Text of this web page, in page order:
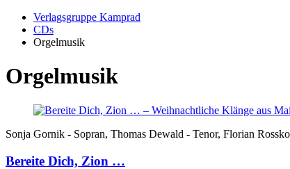
Verlagsgruppe Kamprad
CDs
Orgelmusik
Orgelmusik
Sonja Gornik - Sopran, Thomas Dewald - Tenor, Florian
Bereite Dich, Zion …